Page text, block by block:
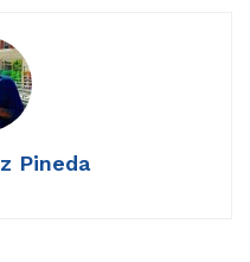
Pineda